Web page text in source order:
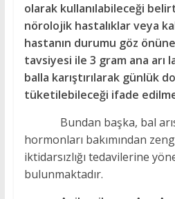
olarak kullanılabileceği
nörolojik hastalıklar veya
hastanın durumu göz
tavsiyesi ile 3 gram ana arı
balla karıştırılarak günlük
tüketilebileceği ifade
Bundan başka, bal arısı
hormonları bakımından
iktidarsızlığı tedavilerine
bulunmaktadır.